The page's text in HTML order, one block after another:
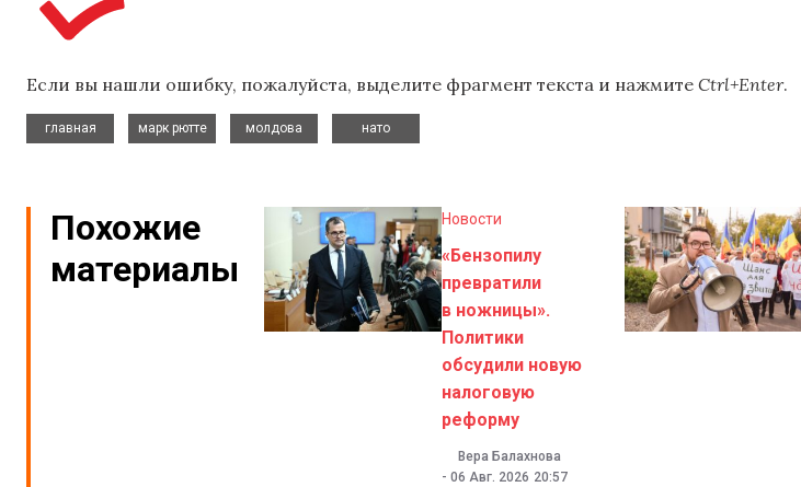
Если вы нашли ошибку, пожалуйста, выделите фрагмент текста и нажмите Ctrl+Enter.
главная
марк рютте
молдова
нато
Похожие
материалы
Новости
«Бензопилу
превратили
в ножницы».
Политики
обсудили новую
налоговую
реформу
Вера Балахнова
- 06 Авг. 2026 20:57